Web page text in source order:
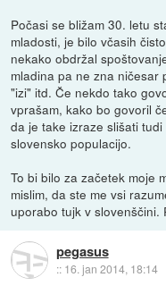
Počasi se bližam 30. letu
mladosti, je bilo včasih
nekako obdržal
mladina pa ne zna ničesar
"izi" itd. Če nekdo tako
vprašam, kako bo govoril
da je take izraze slišati
slovensko populacijo.
To bi bilo za začetek moje
mislim, da ste me vsi
uporabo tujk v slovenščini.
pegasus
:: 16. jan 2014, 18:14